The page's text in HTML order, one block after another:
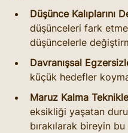
Düşünce Kalıplarını
düşünceleri fark
düşüncelerle
Davranışsal
küçük hedefler
Maruz Kalma
eksikliği yaşatan
bırakılarak bireyin